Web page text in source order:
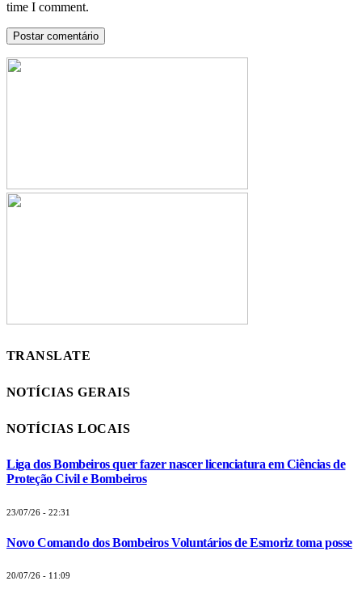
time I comment.
TRANSLATE
NOTÍCIAS GERAIS
NOTÍCIAS LOCAIS
Liga dos Bombeiros quer fazer nascer licenciatura em Ciências de
Proteção Civil e Bombeiros
23/07/26 - 22:31
Novo Comando dos Bombeiros Voluntários de Esmoriz toma posse
20/07/26 - 11:09